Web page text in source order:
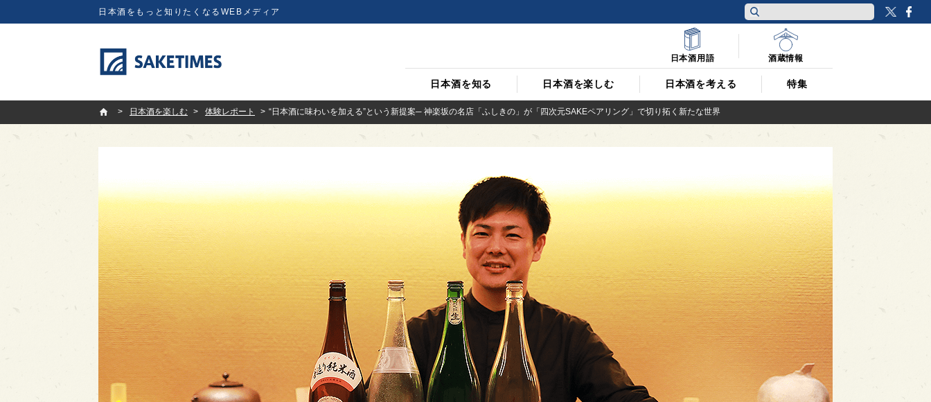
日本酒をもっと知りたくなるWEBメディア
日本酒を知る 日本酒を楽しむ 日本酒を考える 特集
日本酒用語 酒蔵情報
SAKETIMES
日本酒を楽しむ
体験レポート “日本酒に味わいを加える”という新提案─ 神楽坂の名店「ふしきの」が「四次元SAKEペアリング」で切り拓く新たな世界